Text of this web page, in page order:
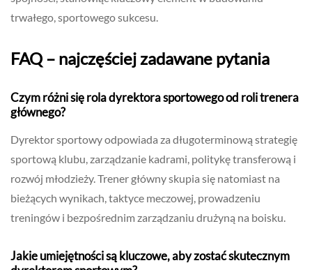
trwałego, sportowego sukcesu.
FAQ – najczęściej zadawane pytania
Czym różni się rola dyrektora sportowego od roli trenera
głównego?
Dyrektor sportowy odpowiada za długoterminową strategię
sportową klubu, zarządzanie kadrami, politykę transferową i
rozwój młodzieży. Trener główny skupia się natomiast na
bieżących wynikach, taktyce meczowej, prowadzeniu
treningów i bezpośrednim zarządzaniu drużyną na boisku.
Jakie umiejętności są kluczowe, aby zostać skutecznym